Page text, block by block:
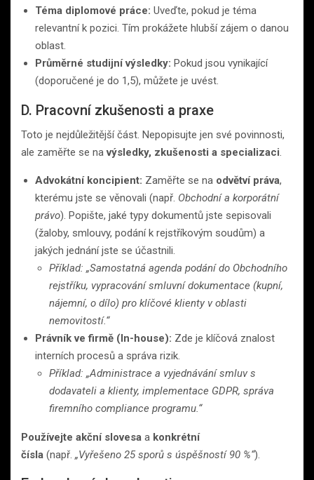
Téma diplomové práce: Uveďte, pokud je téma
relevantní k pozici. Tím prokážete hlubší zájem o danou
oblast.
Průměrné studijní výsledky: Pokud jsou vynikající
(doporučené je do 1,5), můžete je uvést.
D. Pracovní zkušenosti a praxe
Toto je nejdůležitější část. Nepopisujte jen své povinnosti,
ale zaměřte se navýsledky, zkušenosti a specializaci.
Advokátní koncipient: Zaměřte se na odvětví práva,
kterému jste se věnovali (např. Obchodní a korporátní
právo). Popište, jaké typy dokumentů jste sepisovali
(žaloby, smlouvy, podání k rejstříkovým soudům) a
jakých jednání jste se účastnili.
Příklad: „Samostatná agenda podání do Obchodního
rejstříku, vypracování smluvní dokumentace (kupní,
nájemní, o dílo) pro klíčové klienty v oblasti
nemovitostí.“
Právník ve firmě (In-house): Zde je klíčová znalost
interních procesů a správa rizik.
Příklad: „Administrace a vyjednávání smluv s
dodavateli a klienty, implementace GDPR, správa
firemního compliance programu.“
Používejte akční slovesa a konkrétní
čísla (např. „Vyřešeno 25 sporů s úspěšností 90 %“).